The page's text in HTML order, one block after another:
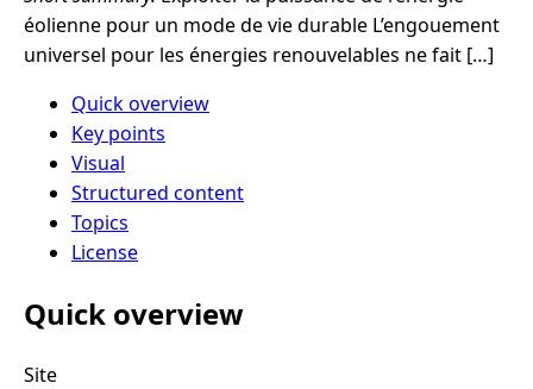
éolienne pour un mode de vie durable L’engouement
universel pour les énergies renouvelables ne fait […]
Quick overview
Key points
Visual
Structured content
Topics
License
Quick overview
Site